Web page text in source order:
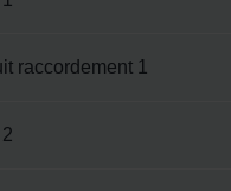
raccordement 1